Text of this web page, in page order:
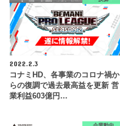
2022.2.3
コナミHD、各事業のコロナ禍か
らの復調で過去最高益を更新 営
業利益603億円…